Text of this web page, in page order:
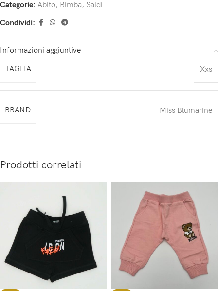
Categorie: Abito, Bimba, Saldi
Condividi:
Informazioni aggiuntive
TAGLIA
Xxs
BRAND Miss Blumarine
Prodotti correlati